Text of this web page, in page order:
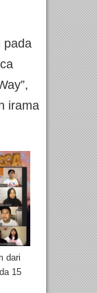
pada
irama
dari
15